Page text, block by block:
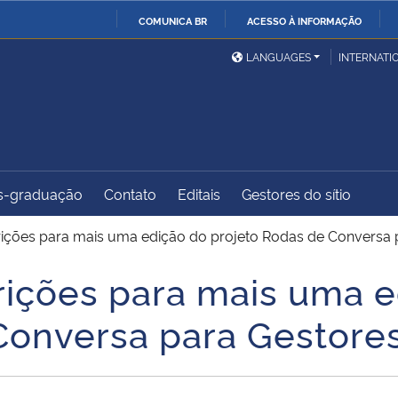
COMUNICA BR ACESSO À INFORMAÇÃO
Ministério da Defesa
Ministério das Relações
Exteriores
Ministério do
Desenvolvimento Regional
Controladoria-Geral da
Advocacia-Geral da União Banco Central do Brasil
LANGUAGES
graduação Contato Editais Gestores do sítio
para mais uma edição do projeto Rodas de Conversa
para mais uma
para